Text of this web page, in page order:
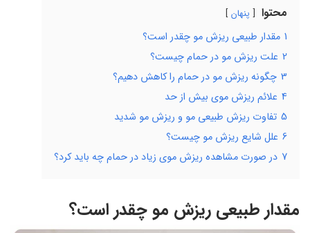
محتوا پنهان
1 مقدار طبیعی ریزش مو چقدر است؟
2 علت ریزش مو در حمام چیست؟
3 چگونه ریزش مو در حمام را کاهش دهیم؟
4 علائم ریزش موی بیش از حد
5 تفاوت ریزش طبیعی مو و ریزش مو شدید
6 علل شایع ریزش مو چیست؟
7 در صورت مشاهده ریزش موی زیاد در حمام چه باید کرد؟
مقدار طبیعی ریزش مو چقدر است؟